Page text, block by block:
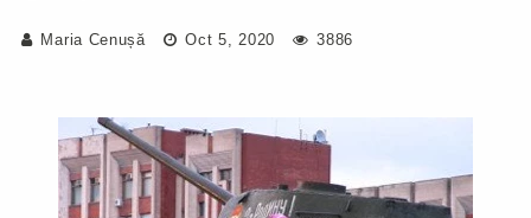
Maria Cenușă Oct 5, 2020 3886